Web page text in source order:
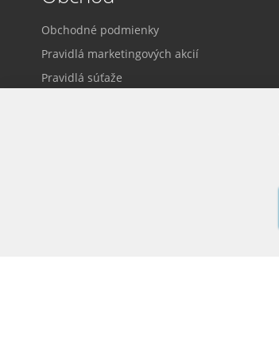
Obchodné podmienky
Pravidlá marketingových akcií
Pravidlá súťaže